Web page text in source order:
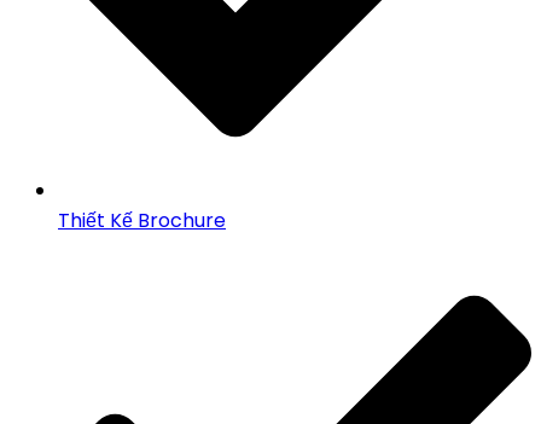
Thiết Kế Brochure